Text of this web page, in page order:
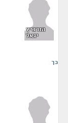
הורביץ
יגאל
כך